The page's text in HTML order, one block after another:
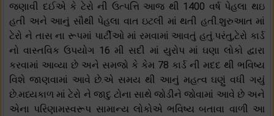
જણાવી દઈએ કે ટેરો ની ઉત્પત્તિ આજ થી 1400 વર્ષ પેહલા થઇ
હતી અને આનું સૌથી પેહલા વાત ઇટલી માં થતી હતી.શુરુઆત માં
ટેરો ને તાસ ના રૂપમાં પાર્ટીઓ માં રમવામાં આવતું હતું.પરંતુ,ટેરો કાર્ડ
નો વાસ્તવિક ઉપયોગ 16 મી સદી માં યુરોપ માં ઘણા લોકો દ્વારા
કરવામાં આવ્યા છે અને સમજો કે કેમ 78 કાર્ડ ની મદદ થી ભવિષ્ય
વિશે જાણવામાં આવે છે.એ સમય થી આનું મહત્વ ઘણું વધી ગયું
છે.મધ્યકાળ માં ટેરો ને જાદુ ટોના સાથે જોડીને જોવામાં આવે છે અને
એના પરિણામસ્વરૂપ સામાન્ય લોકોએ ભવિષ્ય બતાવા વાળી આ